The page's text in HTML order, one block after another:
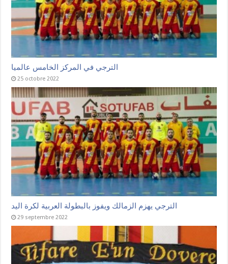
الترجي في المركز الخامس عالميا
25 octobre 2022
الترجي يهزم الزمالك ويفوز بالبطولة العربية لكرة اليد
29 septembre 2022